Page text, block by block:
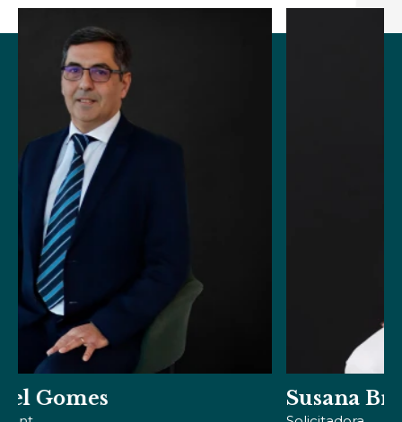
Susana Brazão